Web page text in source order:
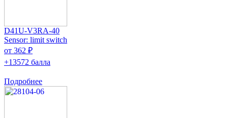
D41U-V3RA-40
Sensor: limit switch
от 362 ₽
+13572 балла
Подробнее